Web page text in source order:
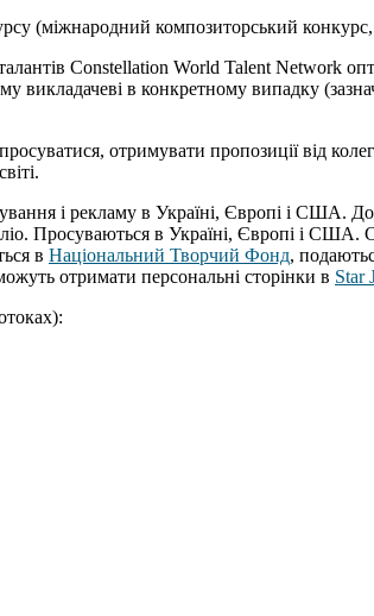
(міжнародний композиторський
Constellation World Talent Network
викладачеві в конкретному випадку
отримувати пропозиції від
і рекламу в Україні, Європі і США.
Просуваються в Україні, Європі і США.
в Національний Творчий Фонд,
отримати персональні сторінки в Star